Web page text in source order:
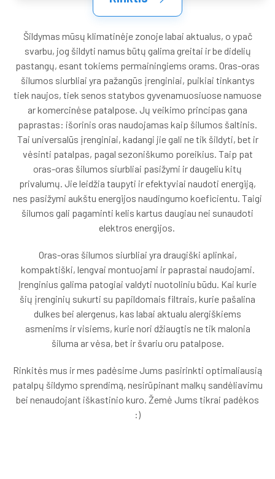
Šildymas mūsų klimatinėje zonoje labai aktualus, o ypač
svarbu, jog šildyti namus būtų galima greitai ir be didelių
pastangų, esant tokiems permainingiems orams. Oras-oras
šilumos siurbliai yra pažangūs įrenginiai, puikiai tinkantys
tiek naujos, tiek senos statybos gyvenamuosiuose namuose
ar komercinėse patalpose. Jų veikimo principas gana
paprastas: išorinis oras naudojamas kaip šilumos šaltinis.
Tai universalūs įrenginiai, kadangi jie gali ne tik šildyti, bet ir
vėsinti patalpas, pagal sezoniškumo poreikius. Taip pat
oras-oras šilumos siurbliai pasižymi ir daugeliu kitų
privalumų. Jie leidžia taupyti ir efektyviai naudoti energiją,
nes pasižymi aukštu energijos naudingumo koeficientu. Taigi
šilumos gali pagaminti kelis kartus daugiau nei sunaudoti
elektros energijos.
Oras-oras šilumos siurbliai yra draugiški aplinkai,
kompaktiški, lengvai montuojami ir paprastai naudojami.
Įrenginius galima patogiai valdyti nuotoliniu būdu. Kai kurie
šių įrenginių sukurti su papildomais filtrais, kurie pašalina
dulkes bei alergenus, kas labai aktualu alergiškiems
asmenims ir visiems, kurie nori džiaugtis ne tik malonia
šiluma ar vėsa, bet ir švariu oru patalpose.
Rinkitės mus ir mes padėsime Jums pasirinkti optimaliausią
patalpų šildymo sprendimą, nesirūpinant malkų sandėliavimu
bei nenaudojant iškastinio kuro. Žemė Jums tikrai padėkos
:)